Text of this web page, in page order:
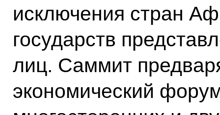
исключения стран
государств
лиц. Саммит
экономический